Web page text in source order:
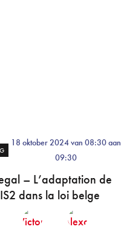
18 oktober 2024 van 08:30 aan
09:30
– L’adaptation de
dans la loi belge